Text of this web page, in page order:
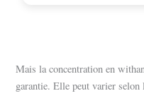
Mais la concentration en
garantie. Elle peut varier